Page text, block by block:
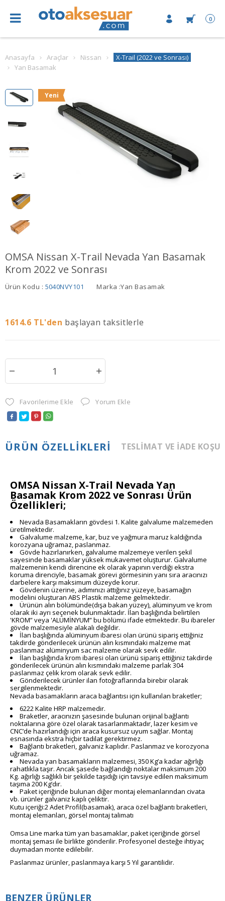
0
Anasayfa Araçlar Nissan
X-Trail (2022 ve Sonrası)
Yan Basamak
Yeni
OMSA Nissan X-Trail Nevada Yan Basamak
Krom 2022 ve Sonrası
Ürün Kodu : 5040NVY101 Marka :Yan Basamak
1614.6 TL'den başlayan taksitlerle
Favorilerime Ekle Yorum Ekle
ÜRÜN ÖZELLIKLERI TESLIMAT VE İADE
OMSA Nissan X-Trail Nevada Yan
Basamak Krom 2022 ve Sonrası Ürün
Özellikleri;
Nevada Basamakların gövdesi 1. Kalite galvalume malzemeden
üretilmektedir.
Galvalume malzeme, kar, buz ve yağmura maruz kaldığında
korozyana uğramaz, paslanmaz.
Gövde hazırlanırken, galvalume malzemeye verilen şekil
sayesinde basamaklar yüksek mukavemet oluşturur. Galvalume
malzemenin kendi direncine ek olarak yapının verdiği ekstra
koruma direnciyle, basamak görevi görmesinin yanı sıra aracınızı
darbelere karşı maksimum düzeyde korur.
Gövdenin üzerine, adımınızı attığınız yüzeye, basamağın
modelini oluşturan ABS Plastik malzeme gelmektedir.
Ürünün alın bölümünde(dışa bakan yüzey), alüminyum ve krom
olarak iki ayrı seçenek bulunmaktadır. İlan başlığında belirtilen
'KROM” veya 'ALÜMİNYUM” bu bölümü ifade etmektedir. Bu ibareler
gövde malzemesiyle alakalı değildir.
İlan başlığında alüminyum ibaresi olan ürünü sipariş ettiğiniz
takdirde gönderilecek ürünün alın kısmındaki malzeme mat
paslanmaz alüminyum sac malzeme olarak sevk edilir.
İlan başlığında krom ibaresi olan ürünü sipariş ettiğiniz takdirde
gönderilecek ürünün alın kısmındaki malzeme parlak 304
paslanmaz çelik krom olarak sevk edilir.
Gönderilecek ürünler ilan fotoğraflarında birebir olarak
sergilenmektedir.
Nevada basamakların araca bağlantısı için kullanılan braketler;
6222 Kalite HRP malzemedir.
Braketler, aracınızın şasesinde bulunan orijinal bağlantı
noktalarına göre özel olarak tasarlanmaktadır, lazer kesim ve
CNC’de hazırlandığı için araca kusursuz uyum sağlar. Montaj
esnasında ekstra hiçbir tadilat gerektirmez.
Bağlantı braketleri, galvaniz kaplıdır. Paslanmaz ve korozyona
uğramaz.
Nevada yan basamakların malzemesi, 350 Kg’a kadar ağırlığı
rahatlıkla taşır. Ancak şasede bağlandığı noktalar maksimum 200
Kg. ağırlığı sağlıklı bir şekilde taşıdığı için tavsiye edilen maksimum
taşıma 200 Kg’dır.
Paket içeriğinde bulunan diğer montaj elemanlarından civata
vb. ürünler galvaniz kaplı çeliktir.
Kutu içeriği:2 Adet Profil(basamak), araca özel bağlantı braketleri,
montaj elemanları, görsel montaj talimatı
Omsa Line marka tüm yan basamaklar, paket içeriğinde görsel
montaj şeması ile birlikte gönderilir. Profesyonel desteğe ihtiyaç
duymadan monte edilebilir.
Paslanmaz ürünler, paslanmaya karşı 5 Yıl garantilidir.
BENZER ÜRÜNLER